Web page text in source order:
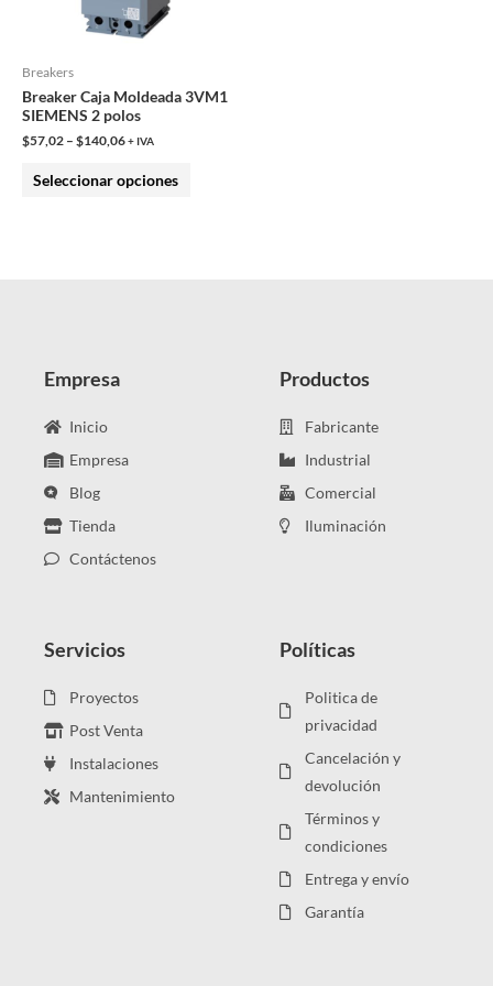
Breakers
Breaker Caja Moldeada 3VM1
SIEMENS 2 polos
$57,02 – $140,06+ IVA
Seleccionar opciones
elegir
Empresa
Inicio
Empresa
Blog
Tienda
Contáctenos
Productos
Fabricante
Industrial
Comercial
Iluminación
Servicios
Proyectos
Post Venta
Instalaciones
Mantenimiento
Políticas
Politica de
privacidad
Cancelación y
devolución
Términos y
condiciones
Entrega y envío
Garantía